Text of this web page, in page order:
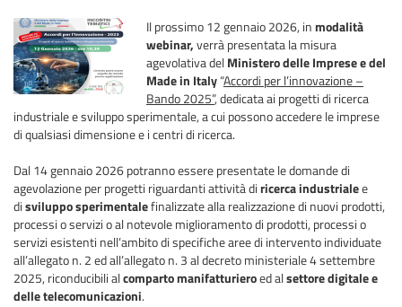
Il prossimo 12 gennaio 2026, inmodalità
webinar,verrà presentata la misura
agevolativa delMinistero delle Imprese e del
Made in Italy“Accordi per l’innovazione –
Bando 2025”, dedicata ai progetti di ricerca
industriale e sviluppo sperimentale, a cui possono accedere le imprese
di qualsiasi dimensione e i centri di ricerca.
Dal 14 gennaio 2026 potranno essere presentate le domande di
agevolazione per progetti riguardanti attività diricerca industrialee
disviluppo sperimentalefinalizzate alla realizzazione di nuovi prodotti,
processi o servizi o al notevole miglioramento di prodotti, processi o
servizi esistenti nell’ambito di specifiche aree di intervento individuate
all’allegato n. 2 ed all’allegato n. 3 al decreto ministeriale 4 settembre
2025, riconducibili alcomparto manifatturieroed alsettore digitalee
delle telecomunicazioni.